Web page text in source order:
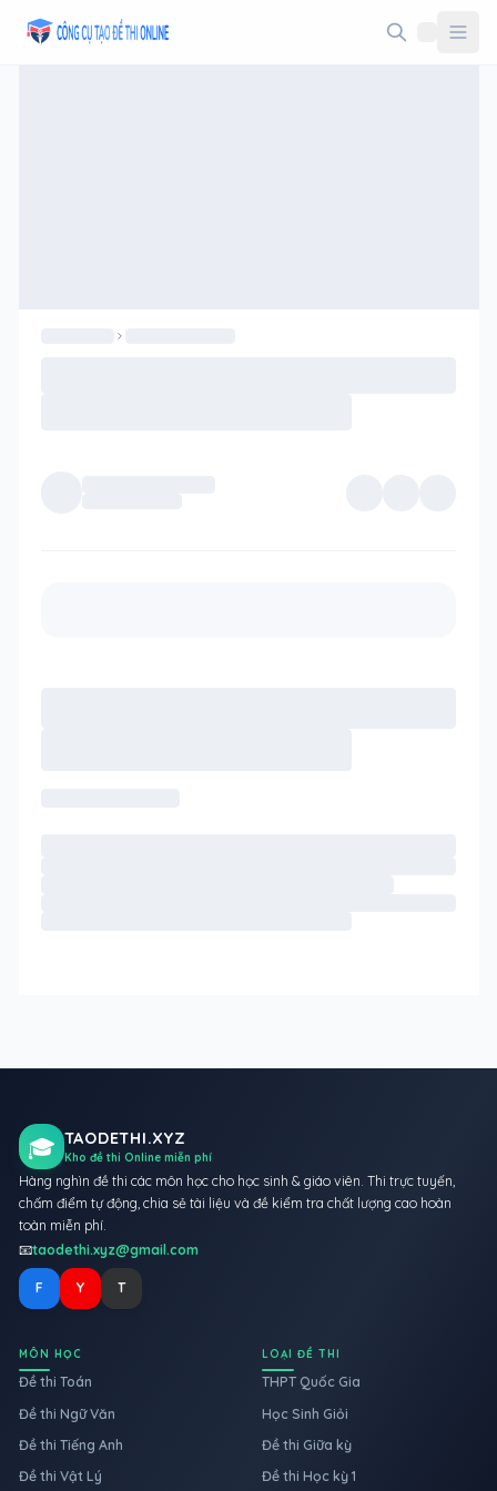
🎓 TAODETHI.XYZ
Kho đề thi Online miễn phí
Hàng nghìn đề thi các môn học cho học sinh & giáo viên. Thi trực tuyến,
chấm điểm tự động, chia sẻ tài liệu và đề kiểm tra chất lượng cao hoàn
toàn miễn phí.
📧taodethi.xyz@gmail.com
F Y T
MÔN HỌC
Đề thi Toán
Đề thi Ngữ Văn
Đề thi Tiếng Anh
Đề thi Vật Lý
LOẠI ĐỀ THI
THPT Quốc Gia
Học Sinh Giỏi
Đề thi Giữa kỳ
Đề thi Học kỳ 1